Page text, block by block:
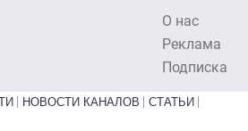
О нас
Реклама
Подписка
НОВОСТИ КАНАЛОВ
СТАТЬИ